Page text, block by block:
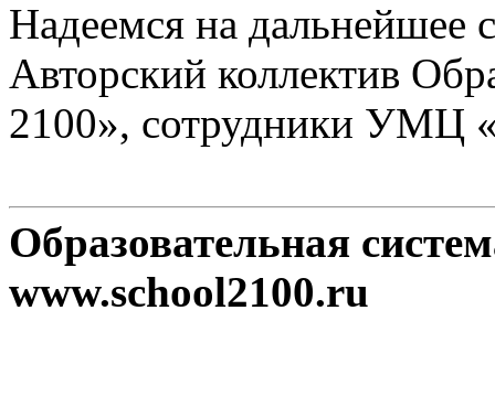
Надеемся на дальнейшее
Авторский коллектив
2100», сотрудники УМЦ
Образовательная
www.school2100.ru